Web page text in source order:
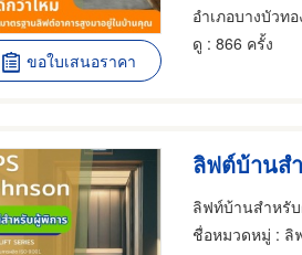
ขอใบเสนอราคา
อำเภอบางบัวทอ
ดู : 866 ครั้ง
ลิฟต์บ้านส
ชื่อหมวดหมู่ : ลิฟ